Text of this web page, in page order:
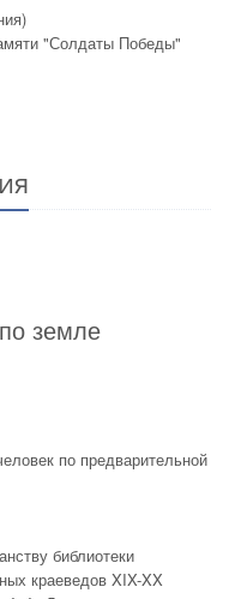
"Солдаты Победы"
земле
по предварительной
библиотеки
краеведов XIX-XX